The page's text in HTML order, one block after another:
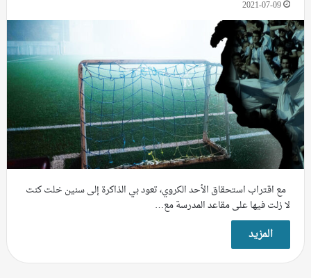
2021-07-09
مع اقتراب استحقاق الأحد الكروي، تعود بي الذاكرة إلى سنين خلت كنت
لا زلت فيها على مقاعد المدرسة مع…
المزيد